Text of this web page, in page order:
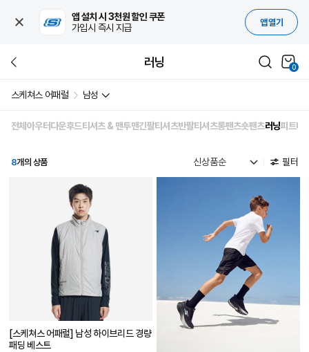
앱 설치 시 3천원 할인 쿠폰
가입시 즉시 지급
앱 열기
러닝 0
스케쳐스 어패럴 남성
전체 아우터다운후드티셔츠 & 맨투맨긴팔티셔츠반팔티셔츠롱팬츠숏팬츠러닝피트니
8개의 상품 필터
[스케쳐스 어패럴] 남성 하이브리드 경량
패딩 베스트